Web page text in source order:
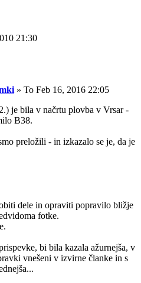
21:30
» To Feb 16, 2016 22:05
je bila v načrtu plovba v Vrsar -
B38.
preložili - in izkazalo se je, da je
dele in opraviti popravilo bližje
fotke.
bi bila kazala ažurnejša, v
vnešeni v izvirne članke in s